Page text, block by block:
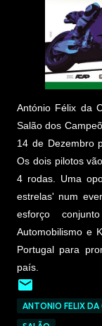
António Félix da
Salão dos
14 de Dezembro
Os dois pilotos
4 rodas. Uma
estrelas' num
esforço
Automobilismo e
Portugal para
país.
ANTONIO FELIX DA